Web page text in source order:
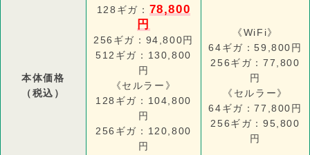
本体価格
（税込）
128ギガ： 78,800
円
256ギガ：94,800円
512ギガ：130,800
円
《セルラー》
128ギガ：104,800
円
256ギガ：120,800
円
《WiFi》
64ギガ：59,800円
256ギガ：77,800
円
《セルラー》
64ギガ：77,800円
256ギガ：95,800
円